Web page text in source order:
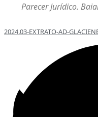
Parecer Jurídico.
2024.03-EXTRATO-AD-